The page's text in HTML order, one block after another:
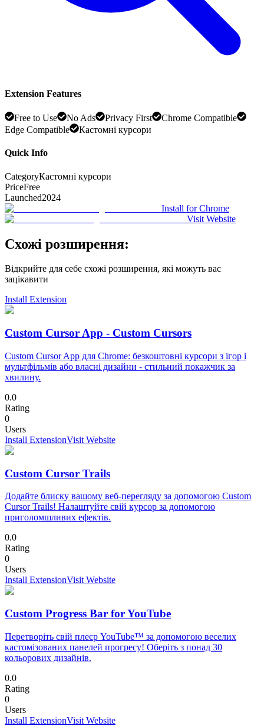
Extension Features
Free to Use No Ads Privacy First
Chrome Compatible
Edge Compatible
Кастомні курсори
Quick Info
CategoryКастомні курсори
PriceFree
Launched2024
Install for Chrome
Visit Website
Схожі розширення:
Відкрийте для себе схожі розширення, які можуть вас
зацікавити
Install Extension
Custom Cursor App - Custom Cursors
Custom Cursor App для Chrome: безкоштовні курсори з ігор і
мультфільмів або власні дизайни - стильний покажчик за
хвилину.
0.0
Rating
0
Users
Install ExtensionVisit Website
Custom Cursor Trails
Додайте блиску вашому веб-перегляду за допомогою Custom
Cursor Trails! Налаштуйте свій курсор за допомогою
приголомшливих ефектів.
0.0
Rating
0
Users
Install ExtensionVisit Website
Custom Progress Bar for YouTube
Перетворіть свій плеєр YouTube™ за допомогою веселих
кастомізованих панелей прогресу! Оберіть з понад 30
кольорових дизайнів.
0.0
Rating
0
Users
Install ExtensionVisit Website